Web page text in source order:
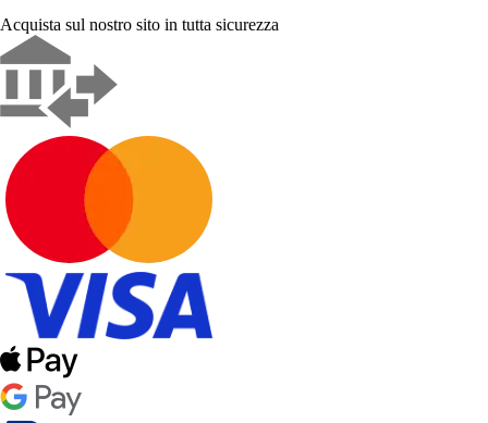
Acquista sul nostro sito in tutta sicurezza